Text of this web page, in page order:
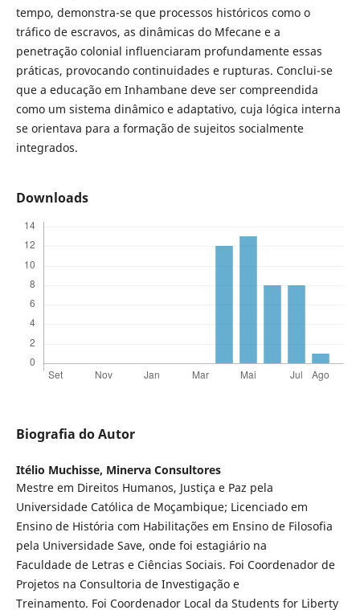
tempo, demonstra-se que processos históricos como o
tráfico de escravos, as dinâmicas do Mfecane e a
penetração colonial influenciaram profundamente essas
práticas, provocando continuidades e rupturas. Conclui-se
que a educação em Inhambane deve ser compreendida
como um sistema dinâmico e adaptativo, cuja lógica interna
se orientava para a formação de sujeitos socialmente
integrados.
Downloads
Biografia do Autor
Itélio Muchisse, Minerva Consultores
Mestre em Direitos Humanos, Justiça e Paz pela
Universidade Católica de Moçambique; Licenciado em
Ensino de História com Habilitações em Ensino de Filosofia
pela Universidade Save, onde foi estagiário na
Faculdade de Letras e Ciências Sociais. Foi Coordenador de
Projetos na Consultoria de Investigação e
Treinamento. Foi Coordenador Local da Students for Liberty